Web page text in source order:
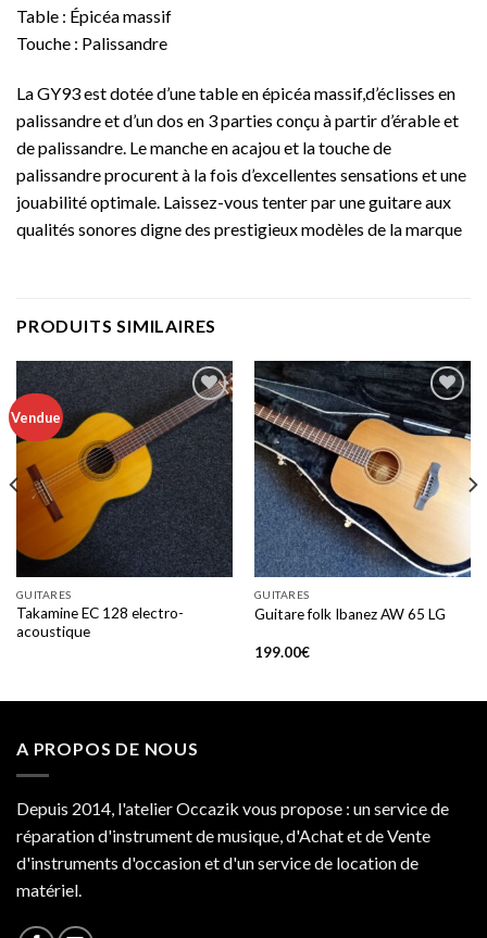
Table : Épicéa massif
Touche : Palissandre
La GY93 est dotée d’une table en épicéa massif,d’éclisses en
palissandre et d’un dos en 3 parties conçu à partir d’érable et
de palissandre. Le manche en acajou et la touche de
palissandre procurent à la fois d’excellentes sensations et une
jouabilité optimale. Laissez-vous tenter par une guitare aux
qualités sonores digne des prestigieux modèles de la marque
PRODUITS SIMILAIRES
Vendue
Add to
wishlist
GUITARES
Takamine EC 128 electro-
acoustique
wishlist
GUITARES
Guitare folk Ibanez AW 65 LG
199.00€
A PROPOS DE NOUS
Depuis 2014, l'atelier Occazik vous propose : un service de
réparation d'instrument de musique, d'Achat et de Vente
d'instruments d'occasion et d'un service de location de
matériel.